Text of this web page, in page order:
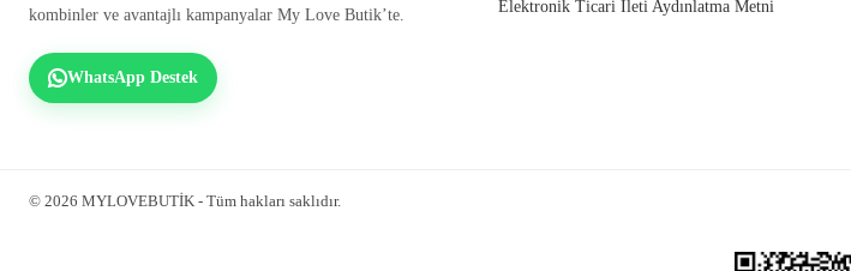
kombinler ve avantajlı kampanyalar My Love Butik’te.
WhatsApp Destek
Elektronik Ticari İleti Aydınlatma Metni
© 2026 MYLOVEBUTİK - Tüm hakları saklıdır.